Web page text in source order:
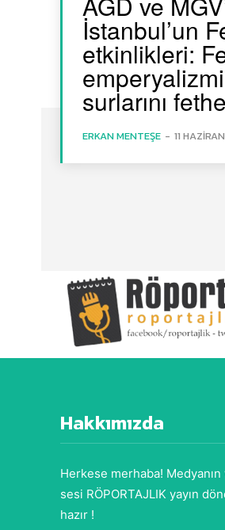
İstanbul’un
etkinlikleri:
surlarını
ERKAN MENTEŞE - 11
Hakkımızda
Herkese merhaba! Medyanın
sesi RÖPORTAJLIK yayın
hazır !